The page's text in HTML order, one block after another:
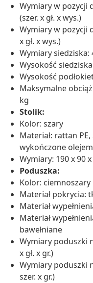
Wymiary w pozycji
(szer. x gł. x wys.)
Wymiary w pozycji
x gł. x wys.)
Wymiary siedziska:
Wysokość
Wysokość
Maksymalne
kg
Stolik:
Kolor: szary
Materiał: rattan
wykończone olejem
Wymiary: 190 x 90 x
Poduszka:
Kolor: ciemnoszary
Materiał pokrycia:
Materiał
Materiał
bawełniane
Wymiary poduszki
x gł. x gr.)
Wymiary poduszki
szer. x gr.)